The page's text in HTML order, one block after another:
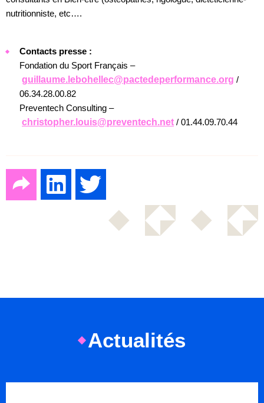
nutritionniste, etc….
Contacts presse :
Fondation du Sport Français –
guillaume.lebohellec@pactedeperformance.org /
06.34.28.00.82
Preventech Consulting –
christopher.louis@preventech.net / 01.44.09.70.44
Actualités